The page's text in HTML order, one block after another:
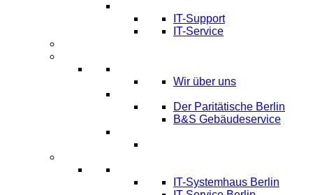
IT-Support
IT-Service
Wir über uns
Der Paritätische Berlin
B&S Gebäudeservice
IT-Systemhaus Berlin